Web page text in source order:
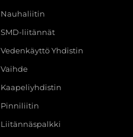
Nauhaliitin
SMD-liitännät
Vedenkäyttö Yhdistin
Vaihde
Kaapeliyhdistin
Pinniliitin
Liitännäspalkki